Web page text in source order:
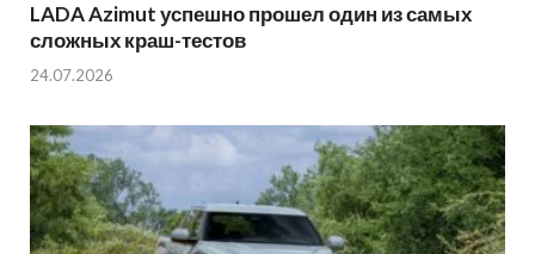
LADA Azimut успешно прошел один из самых
сложных краш-тестов
24.07.2026